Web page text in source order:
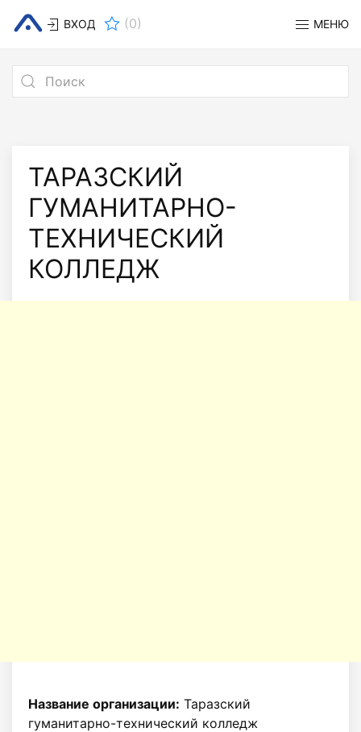
ВХОД (0) МЕНЮ
ТАРАЗСКИЙ
ГУМАНИТАРНО-
ТЕХНИЧЕСКИЙ
КОЛЛЕДЖ
Название организации: Таразский
гуманитарно-технический колледж